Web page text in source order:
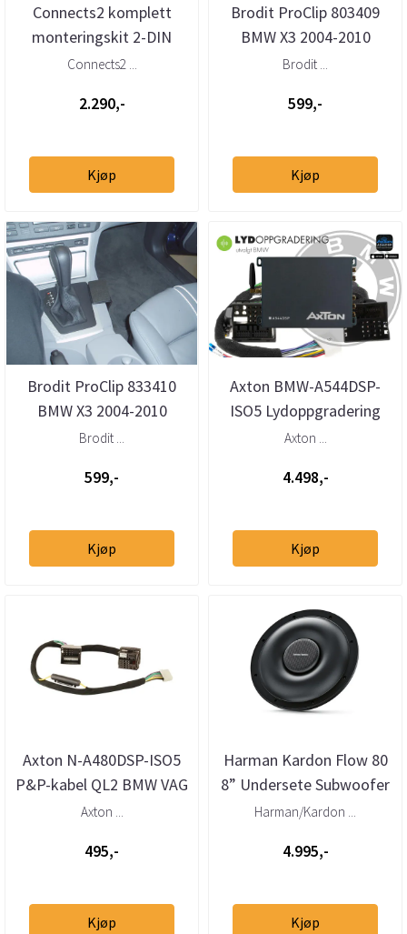
Connects2 komplett
monteringskit 2-DIN
BMW X3 (2004 - 2010)
Connects2 ...
2.290,-
Kjøp
Brodit ProClip 803409
BMW X3 2004-2010
Venstre
Brodit ...
599,-
Kjøp
Brodit ProClip 833410
BMW X3 2004-2010
Konsoll
Brodit ...
599,-
Kjøp
Axton BMW-A544DSP-
ISO5 Lydoppgradering
BMW Plug & Play DSP
Axton ...
4.498,-
Kjøp
Axton N-A480DSP-ISO5
P&P-kabel QL2 BMW VAG
MB Ford m.fl 1,5m
Axton ...
495,-
Kjøp
Harman Kardon Flow 80
8” Undersete Subwoofer
4 Ohm 125W RMS
Harman/Kardon ...
4.995,-
Kjøp